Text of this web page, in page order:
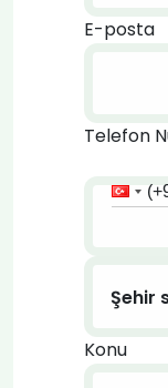
E-posta
Telefon
Konu